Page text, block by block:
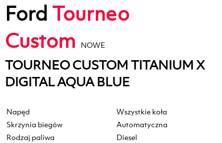
Ford Tourneo
Custom
NOWE
TOURNEO CUSTOM TITANIUM X
DIGITAL AQUA BLUE
Napęd
Wszystkie koła
Skrzynia biegów
Automatyczna
Rodzaj paliwa
Diesel